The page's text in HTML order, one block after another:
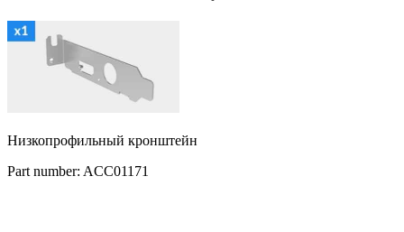
Низкопрофильный кронштейн
Part number: ACC01171